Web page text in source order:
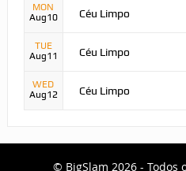
MON
Aug10
Céu Limpo
TUE
Aug11
Céu Limpo
WED
Aug12
Céu Limpo
© BigSlam 2026 - Todos